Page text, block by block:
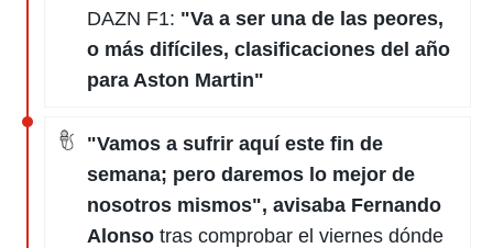
DAZN F1: "Va a ser una de las peores,
o más difíciles, clasificaciones del año
para Aston Martin"
"Vamos a sufrir aquí este fin de
semana; pero daremos lo mejor de
nosotros mismos", avisaba Fernando
Alonso tras comprobar el viernes dónde